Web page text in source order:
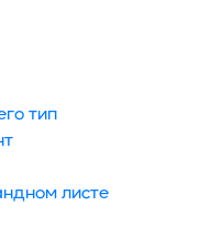
тип
листе